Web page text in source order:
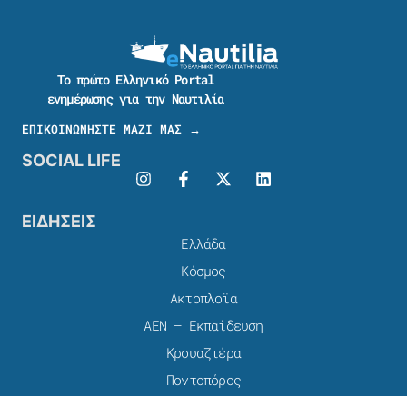
Το πρώτο Ελληνικό Portal
ενημέρωσης για την Ναυτιλία
ΕΠΙΚΟΙΝΩΝΗΣΤΕ ΜΑΖΙ ΜΑΣ →
SOCIAL LIFE
ΕΙΔΗΣΕΙΣ
Ελλάδα
Κόσμος
Ακτοπλοϊα
ΑΕΝ – Εκπαίδευση
Κρουαζιέρα
Ποντοπόρος